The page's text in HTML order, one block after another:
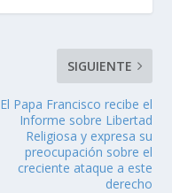
SIGUIENTE
El Papa Francisco recibe el
Informe sobre Libertad
Religiosa y expresa su
preocupación sobre el
creciente ataque a este
derecho